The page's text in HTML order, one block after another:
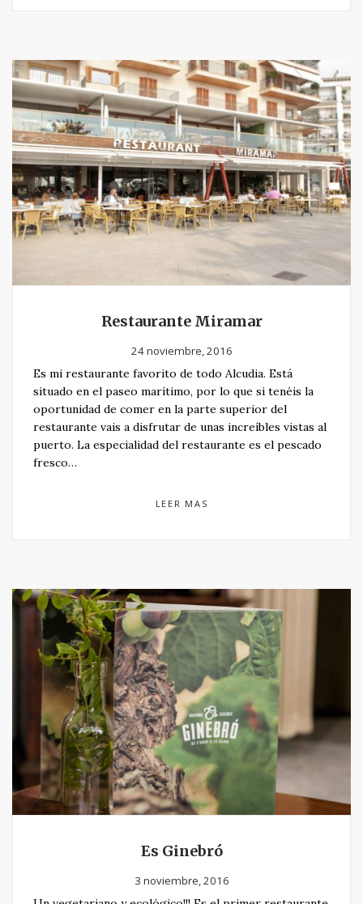
Restaurante Miramar
24 noviembre, 2016
Es mi restaurante favorito de todo Alcudia. Está
situado en el paseo marítimo, por lo que si tenéis la
oportunidad de comer en la parte superior del
restaurante vais a disfrutar de unas increíbles vistas al
puerto. La especialidad del restaurante es el pescado
fresco…
LEER MAS
Es Ginebró
3 noviembre, 2016